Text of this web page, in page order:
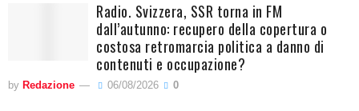
Radio. Svizzera, SSR torna in FM
dall’autunno: recupero della copertura o
costosa retromarcia politica a danno di
contenuti e occupazione?
by Redazione 06/08/2026 0